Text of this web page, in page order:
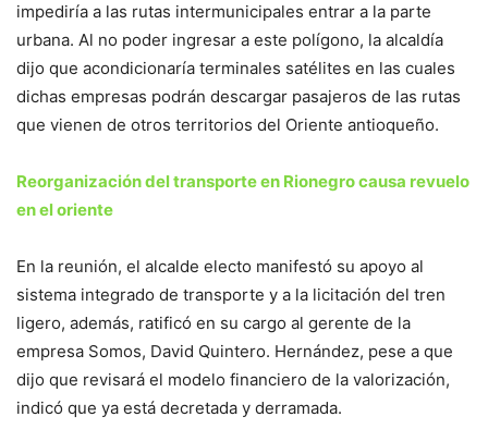
impediría a las rutas intermunicipales entrar a la parte
urbana. Al no poder ingresar a este polígono, la alcaldía
dijo que acondicionaría terminales satélites en las cuales
dichas empresas podrán descargar pasajeros de las rutas
que vienen de otros territorios del Oriente antioqueño.
Reorganización del transporte en Rionegro causa revuelo
en el oriente
En la reunión, el alcalde electo manifestó su apoyo al
sistema integrado de transporte y a la licitación del tren
ligero, además, ratificó en su cargo al gerente de la
empresa Somos, David Quintero. Hernández, pese a que
dijo que revisará el modelo financiero de la valorización,
indicó que ya está decretada y derramada.